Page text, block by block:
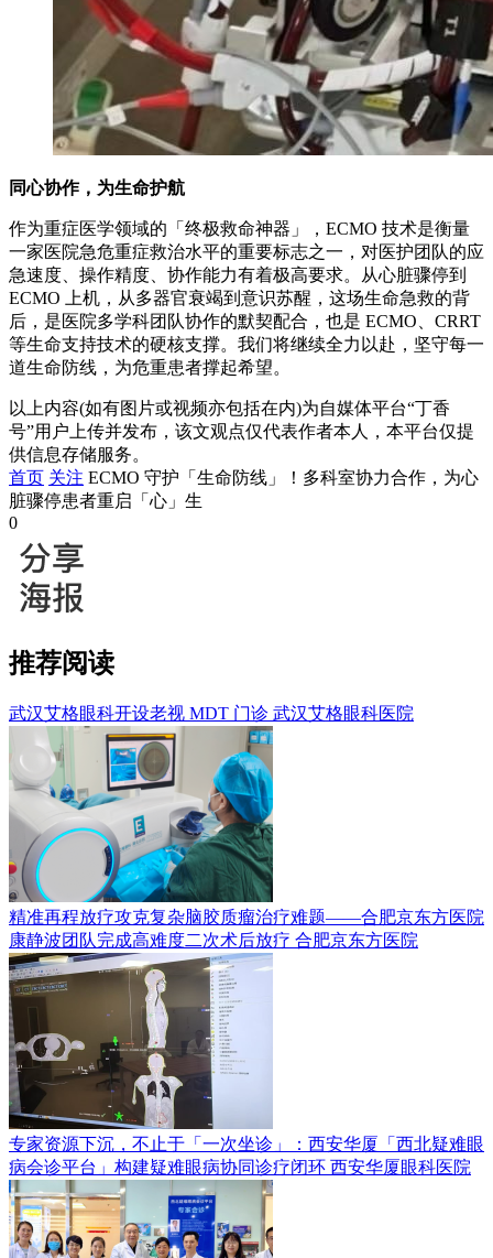
同心协作，为生命护航
作为重症医学领域的「终极救命神器」，ECMO 技术是衡量
一家医院急危重症救治水平的重要标志之一，对医护团队的应
急速度、操作精度、协作能力有着极高要求。从心脏骤停到
ECMO 上机，从多器官衰竭到意识苏醒，这场生命急救的背
后，是医院多学科团队协作的默契配合，也是 ECMO、CRRT
等生命支持技术的硬核支撑。我们将继续全力以赴，坚守每一
道生命防线，为危重患者撑起希望。
以上内容(如有图片或视频亦包括在内)为自媒体平台“丁香
号”用户上传并发布，该文观点仅代表作者本人，本平台仅提
供信息存储服务。
首页 关注 ECMO 守护「生命防线」！多科室协力合作，为心
脏骤停患者重启「心」生
0
推荐阅读
武汉艾格眼科开设老视 MDT 门诊 武汉艾格眼科医院
精准再程放疗攻克复杂脑胶质瘤治疗难题——合肥京东方医院
康静波团队完成高难度二次术后放疗 合肥京东方医院
专家资源下沉，不止于「一次坐诊」：西安华厦「西北疑难眼
病会诊平台」构建疑难眼病协同诊疗闭环 西安华厦眼科医院